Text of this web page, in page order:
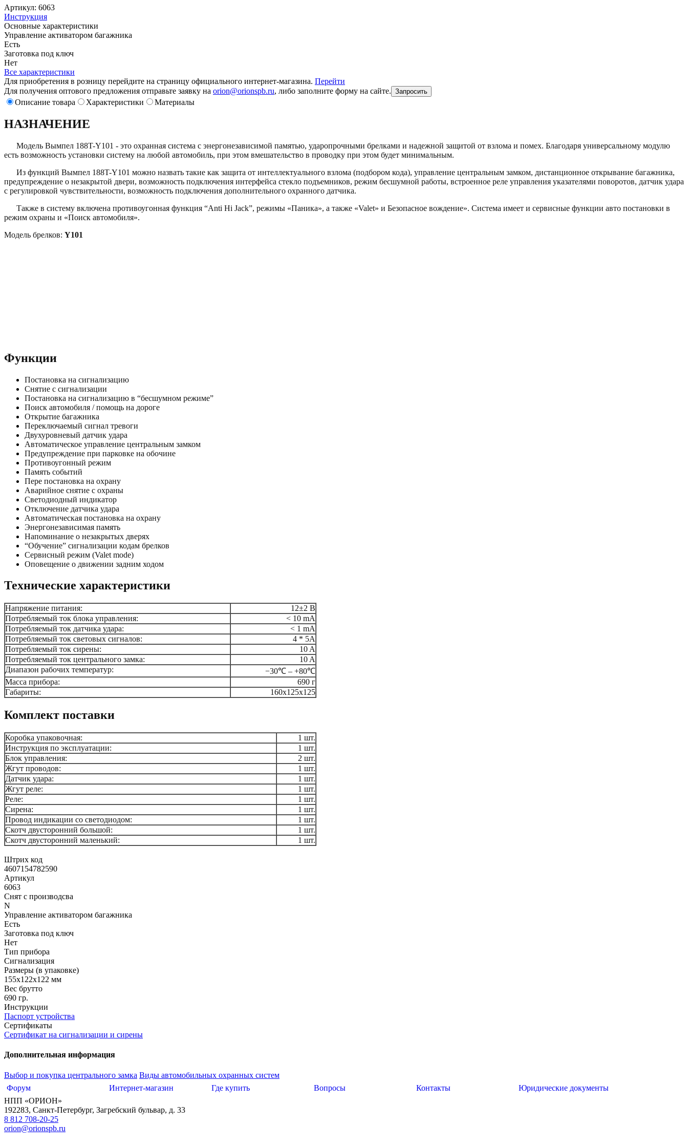
Артикул: 6063
Инструкция
Основные характеристики
Управление активатором багажника
Есть
Заготовка под ключ
Нет
Все характеристики
Для приобретения в розницу перейдите на страницу официального интернет-магазина. Перейти
Для получения оптового предложения отправьте заявку на orion@orionspb.ru, либо заполните форму на сайте. Запросить
Описание товара Характеристики Материалы
НАЗНАЧЕНИЕ
Модель Вымпел 188T-Y101 - это охранная система с энергонезависимой памятью, ударопрочными брелками и надежной защитой от взлома и помех. Благодаря универсальному модулю
есть возможность установки систему на любой автомобиль, при этом вмешательство в проводку при этом будет минимальным.
Из функций Вымпел 188T-Y101 можно назвать такие как защита от интеллектуального взлома (подбором кода), управление центральным замком, дистанционное открывание багажника,
предупреждение о незакрытой двери, возможность подключения интерфейса стекло подъемников, режим бесшумной работы, встроенное реле управления указателями поворотов, датчик удара
с регулировкой чувствительности, возможность подключения дополнительного охранного датчика.
Также в систему включена противоугонная функция “Anti Hi Jack”, режимы «Паника», а также «Valet» и Безопасное вождение». Система имеет и сервисные функции авто постановки в
режим охраны и «Поиск автомобиля».
Модель брелков: Y101
Функции
Постановка на сигнализацию
Снятие с сигнализации
Постановка на сигнализацию в “бесшумном режиме”
Поиск автомобиля / помощь на дороге
Открытие багажника
Переключаемый сигнал тревоги
Двухуровневый датчик удара
Автоматическое управление центральным замком
Предупреждение при парковке на обочине
Противоугонный режим
Память событий
Пере постановка на охрану
Аварийное снятие с охраны
Светодиодный индикатор
Отключение датчика удара
Автоматическая постановка на охрану
Энергонезависимая память
Напоминание о незакрытых дверях
“Обучение” сигнализации кодам брелков
Сервисный режим (Valet mode)
Оповещение о движении задним ходом
Технические характеристики
Напряжение питания:
12±2 В
Потребляемый ток блока управления:
< 10 mА
Потребляемый ток датчика удара:
< 1 mА
Потребляемый ток световых сигналов:
4 * 5A
Потребляемый ток сирены:
10 A
Потребляемый ток центрального замка:
10 A
Диапазон рабочих температур:
−30℃ – +80℃
Масса прибора:
690 г
Габариты:
160x125x125
Комплект поставки
Коробка упаковочная:
1 шт.
Инструкция по эксплуатации:
1 шт.
Блок управления:
2 шт.
Жгут проводов:
1 шт.
Датчик удара:
1 шт.
Жгут реле:
1 шт.
Реле:
1 шт.
Сирена:
1 шт.
Провод индикации со светодиодом:
1 шт.
Скотч двусторонний большой:
1 шт.
Скотч двусторонний маленький:
1 шт.
Штрих код
4607154782590
Артикул
6063
Снят с производсва
N
Управление активатором багажника
Есть
Заготовка под ключ
Нет
Тип прибора
Сигнализация
Размеры (в упаковке)
155х122х122 мм
Вес брутто
690 гр.
Инструкции
Паспорт устройства
Сертификаты
Сертификат на сигнализации и сирены
Дополнительная информация
Выбор и покупка центрального замка Виды автомобильных охранных систем
Форум
Интернет-магазин Где купить Вопросы Контакты
Юридические документы
НПП «ОРИОН»
192283, Санкт-Петербург, Загребский бульвар, д. 33
8 812 708-20-25
orion@orionspb.ru